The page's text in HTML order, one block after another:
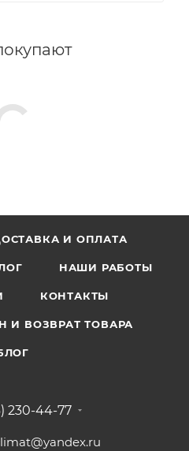
И ОПЛАТА
НАШИ РАБОТЫ
КОНТАКТЫ
И ВОЗВРАТ ТОВАРА
230-44-77